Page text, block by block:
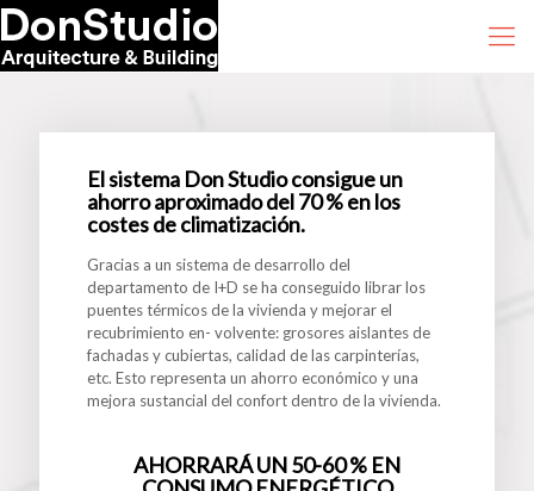
El sistema Don Studio consigue un
ahorro aproximado del 70 % en los
costes de climatización.
Gracias a un sistema de desarrollo del
departamento de I+D se ha conseguido librar los
puentes térmicos de la vivienda y mejorar el
recubrimiento en- volvente: grosores aislantes de
fachadas y cubiertas, calidad de las carpinterías,
etc. Esto representa un ahorro económico y una
mejora sustancial del confort dentro de la vivienda.
AHORRARÁ UN 50-60 % EN